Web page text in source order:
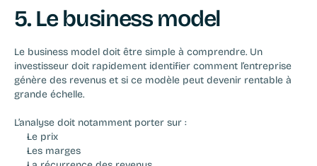
5. Le business model
Le business model doit être simple à comprendre. Un
investisseur doit rapidement identifier comment l’entreprise
génère des revenus et si ce modèle peut devenir rentable à
grande échelle.
L’analyse doit notamment porter sur :
Le prix
Les marges